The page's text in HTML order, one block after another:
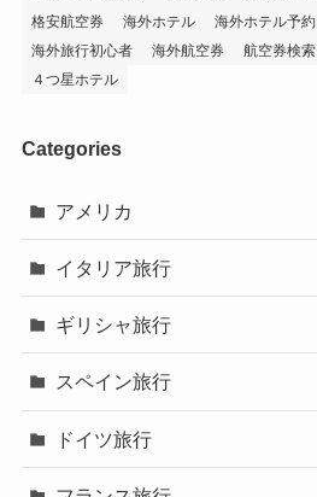
格安航空券
海外ホテル 海外ホテル予約
海外旅行初心者
海外航空券 航空券検索
４つ星ホテル
Categories
アメリカ
イタリア旅行
ギリシャ旅行
スペイン旅行
ドイツ旅行